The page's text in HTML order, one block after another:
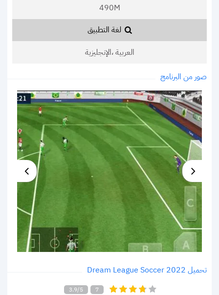
490M
لغة التطبيق
العربية ،الإنجليزية
صور من البرنامج
تحميل Dream League Soccer 2022
3.9/5 7